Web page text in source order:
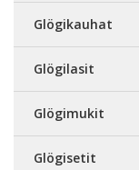
Glögikauhat
Glögilasit
Glögimukit
Glögisetit